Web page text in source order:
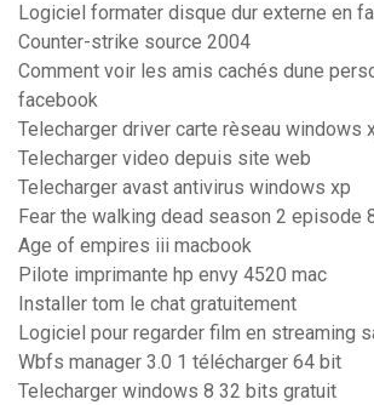
Logiciel formater disque dur externe en
Counter-strike source 2004
Comment voir les amis cachés dune
facebook
Telecharger driver carte rèseau windows
Telecharger video depuis site web
Telecharger avast antivirus windows xp
Fear the walking dead season 2 episode
Age of empires iii macbook
Pilote imprimante hp envy 4520 mac
Installer tom le chat gratuitement
Logiciel pour regarder film en streaming
Wbfs manager 3.0 1 télécharger 64 bit
Telecharger windows 8 32 bits gratuit